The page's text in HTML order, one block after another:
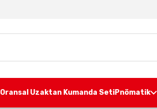
Oransal Uzaktan Kumanda SetiPnömatik